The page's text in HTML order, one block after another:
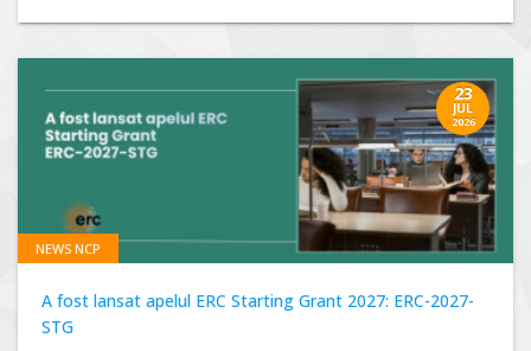
23
JUL
2026
NEWS NCP
A fost lansat apelul ERC Starting Grant 2027: ERC-2027-
STG